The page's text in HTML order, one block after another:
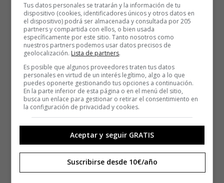
Tus datos personales se tratarán y la información de tu
dispositivo (cookies, identificadores únicos y otros datos en
el dispositivo) podrá ser almacenada y consultada por 205
partners y compartida con ellos, o bien usada
específicamente por este sitio. Tanto nosotros como
nuestros partners podemos usar datos precisos de
geolocalización. Lista de partners.
Es posible que algunos proveedores traten tus datos
personales en virtud de un interés legítimo, algo a lo que
puedes oponerte gestionando tus opciones a continuación.
En la parte inferior de esta página o en el menú del sitio,
busca un enlace para gestionar o retirar el consentimiento en
la configuración de privacidad y cookies.
Aceptar y seguir GRATIS
Suscribirse desde 10€/año